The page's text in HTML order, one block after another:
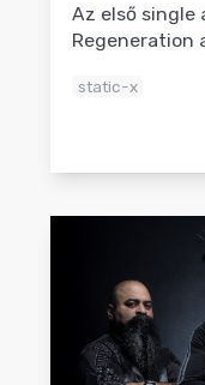
Az első single
Regeneration
static-x